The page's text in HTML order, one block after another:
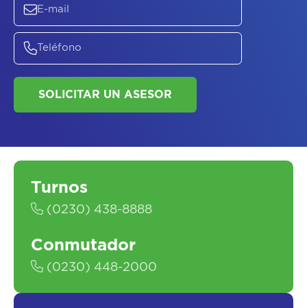
Turnos
(0230) 438-8888
Conmutador
(0230) 448-2000